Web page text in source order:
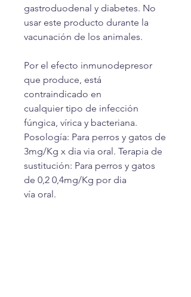
gastroduodenal y diabetes. No
usar este producto durante la
vacunación de los animales.
Por el efecto inmunodepresor
que produce, está
contraindicado en
cualquier tipo de infección
fúngica, vírica y bacteriana.
Posología: Para perros y gatos de
3mg/Kg x dia via oral. Terapia de
sustitución: Para perros y gatos
de 0,2 0,4mg/Kg por dia
vía oral.